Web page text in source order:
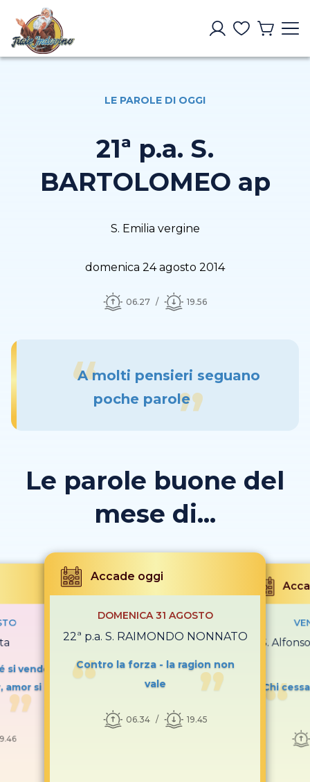
LE PAROLE DI OGGI
21ª p.a. S.
BARTOLOMEO ap
S. Emilia vergine
domenica 24 agosto 2014
06.27 19.56
A molti pensieri seguano
poche parole
Le parole buone del
mese di...
si vende
amor si
Accade oggi
DOMENICA 31 AGOSTO
22ª p.a. S. RAIMONDO NONNATO
Contro la forza - la ragion non
vale
06.34 19.45
S.
Chi